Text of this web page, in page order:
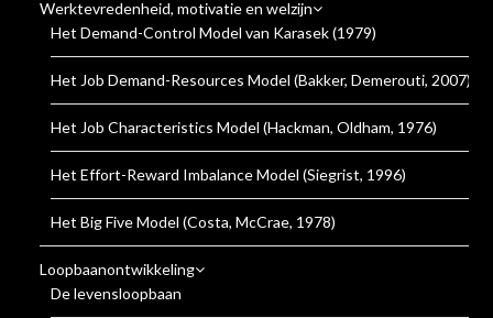
Werktevredenheid, motivatie en welzijn
Het Demand-Control Model van Karasek (1979)
Het Job Demand-Resources Model (Bakker, Demerouti, 2007)
Het Job Characteristics Model (Hackman, Oldham, 1976)
Het Effort-Reward Imbalance Model (Siegrist, 1996)
Het Big Five Model (Costa, McCrae, 1978)
Loopbaanontwikkeling
De levensloopbaan